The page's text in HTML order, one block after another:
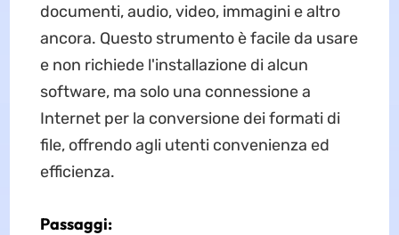
documenti, audio, video, immagini e altro
ancora. Questo strumento è facile da usare
e non richiede l'installazione di alcun
software, ma solo una connessione a
Internet per la conversione dei formati di
file, offrendo agli utenti convenienza ed
efficienza.
Passaggi: